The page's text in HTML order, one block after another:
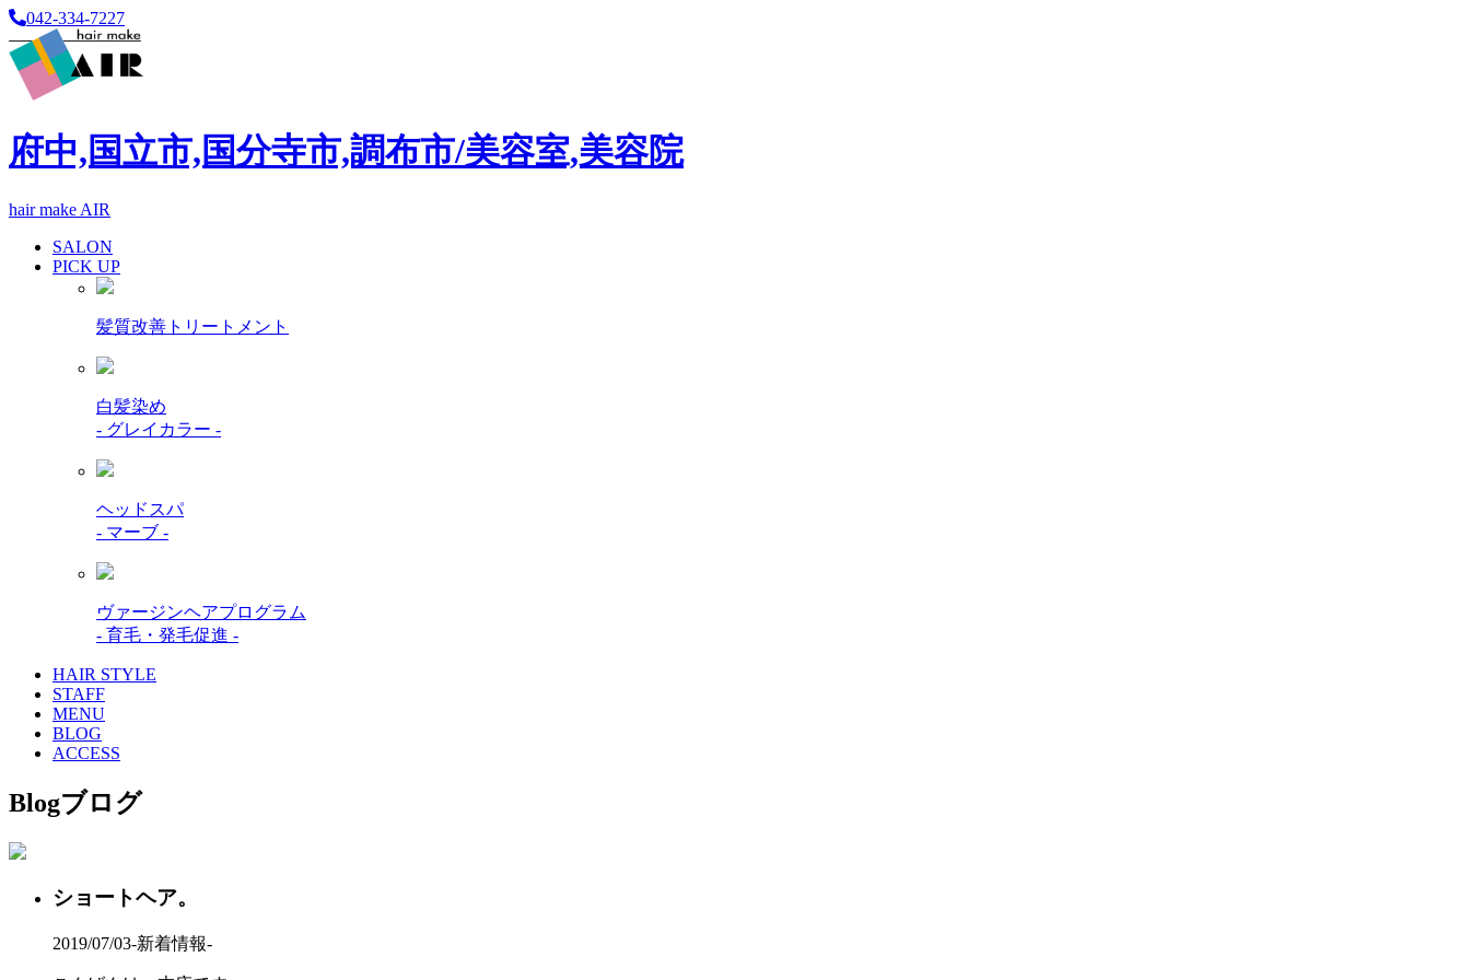
042-334-7227
府中,国立市,国分寺市,調布市/美容室,美容院
hair make AIR
SALON
PICK UP
髪質改善トリートメント
白髪染め
- グレイカラー -
ヘッドスパ
- マーブ -
ヴァージンヘアプログラム
- 育毛・発毛促進 -
HAIR STYLE
STAFF
MENU
BLOG
ACCESS
Blogブログ
ショートヘア。
2019/07/03-新着情報-